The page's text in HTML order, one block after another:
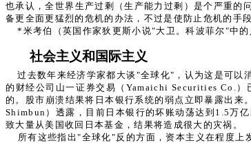
也承认，全世界生产过剩（生产能力过剩）是个严重的
备更全面更猛烈的危机的办法，不过是使防止危机的手
*米考伯（英国作家狄更斯小说"大卫。科波菲尔"中的
社会主义和国际主义
过去数年来经济学家都大谈"全球化"，认为这是可以
的财经公司山一证券交易（Yamaichi Securities Co.）
的。股市崩溃结果将日本银行系统的弱点立即暴露出
Shimbun）透露，目前日本银行的坏账动荡达到1.5万
致大量从美国收回日本基金，结果将造成很大的灾祸。
所有这些指出"全球化"反的方面，资本主义在程度